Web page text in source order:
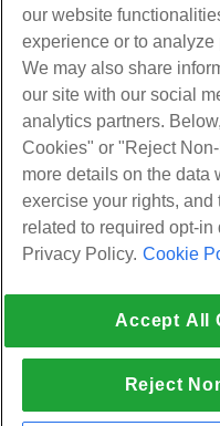
our website
experience or to analyze
We may also share
our site with our social
analytics partners.
Cookies" or "Reject
more details on the data
exercise your rights, and
related to required opt-
Privacy Policy. Cookie
Accept All
Reject